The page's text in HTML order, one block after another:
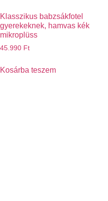
Klasszikus babzsákfotel
gyerekeknek, hamvas kék
mikroplüss
45.990 Ft
Kosárba teszem